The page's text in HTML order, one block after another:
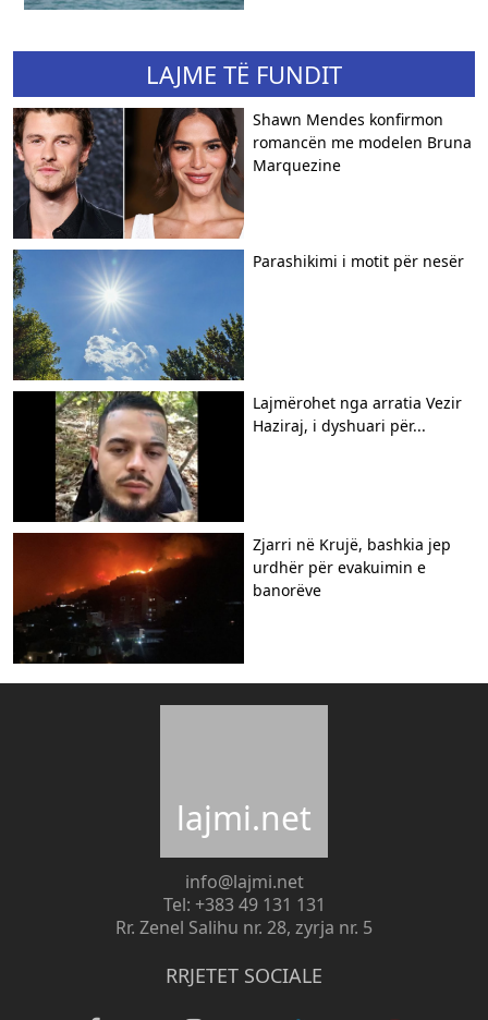
LAJME TË FUNDIT
Shawn Mendes konfirmon
romancën me modelen Bruna
Marquezine
Parashikimi i motit për nesër
Lajmërohet nga arratia Vezir
Haziraj, i dyshuari për...
Zjarri në Krujë, bashkia jep
urdhër për evakuimin e
banorëve
lajmi.net
info@lajmi.net
Tel: +383 49 131 131
Rr. Zenel Salihu nr. 28, zyrja nr. 5
RRJETET SOCIALE